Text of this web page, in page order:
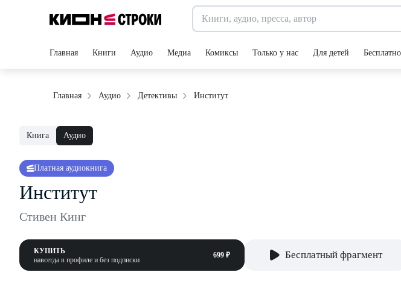
Главная Книги Аудио Медиа Комиксы Только у нас Для детей Бесплатно
Главная Аудио Детективы Институт
Книга Аудио
Платная аудиокнига
Институт
Стивен Кинг
КУПИТЬ
навсегда в профиле и без подписки
699 ₽ Бесплатный фрагмент